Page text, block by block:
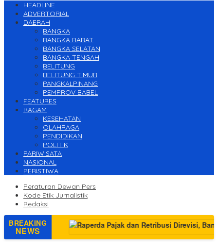
HEADLINE
ADVERTORIAL
DAERAH
BANGKA
BANGKA BARAT
BANGKA SELATAN
BANGKA TENGAH
BELITUNG
BELITUNG TIMUR
PANGKALPINANG
PEMPROV BABEL
FEATURES
RAGAM
KESEHATAN
OLAHRAGA
PENDIDIKAN
POLITIK
PARIWISATA
NASIONAL
PERISTIWA
Peraturan Dewan Pers
Kode Etik Jurnalistik
Redaksi
BREAKING
NEWS